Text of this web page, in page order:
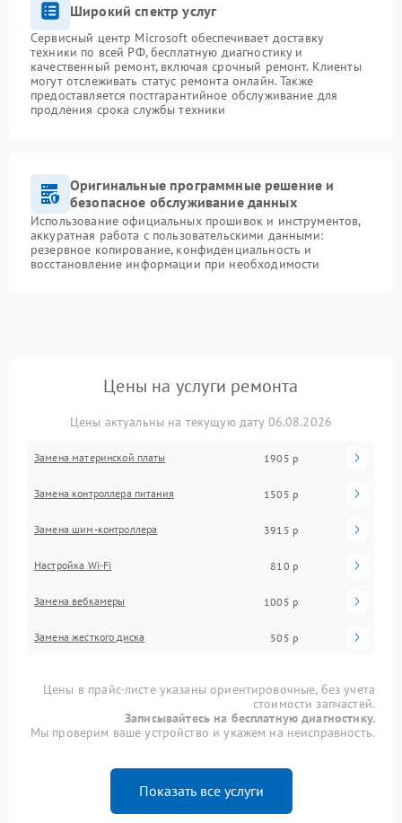
Широкий спектр услуг
Сервисный центр Microsoft обеспечивает доставку
техники по всей РФ, бесплатную диагностику и
качественный ремонт, включая срочный ремонт. Клиенты
могут отслеживать статус ремонта онлайн. Также
предоставляется постгарантийное обслуживание для
продления срока службы техники
Оригинальные программные решение и
безопасное обслуживание данных
Использование официальных прошивок и инструментов,
аккуратная работа с пользовательскими данными:
резервное копирование, конфиденциальность и
восстановление информации при необходимости
Цены на услуги ремонта
Цены актуальны на текущую дату 06.08.2026
Замена материнской платы 1905 р
Замена контроллера питания 1505 р
Замена шим-контроллера 3915 р
Настройка Wi-Fi 810 р
Замена вебкамеры 1005 р
Замена жесткого диска 505 р
Цены в прайс-листе указаны ориентировочные, без учета
стоимости запчастей.
Записывайтесь на бесплатную диагностику.
Мы проверим ваше устройство и укажем на неисправность.
Показать все услуги